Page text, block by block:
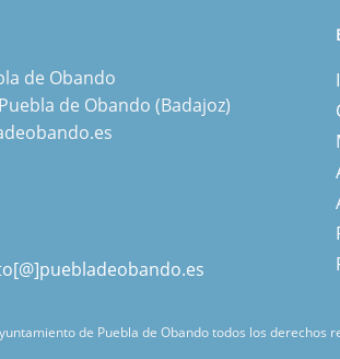
de Obando
de Obando (Badajoz)
de Puebla de Obando todos los derechos